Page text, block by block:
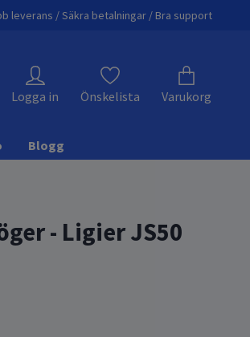
leverans / Säkra betalningar / Bra support
Logga in Önskelista Varukorg
Blogg
- Ligier JS50